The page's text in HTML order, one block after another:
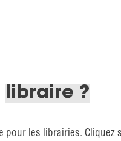
libraire ?
pour les librairies.